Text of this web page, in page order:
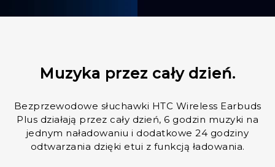
Muzyka przez cały dzień.
Bezprzewodowe słuchawki HTC Wireless Earbuds
Plus działają przez cały dzień, 6 godzin muzyki na
jednym naładowaniu i dodatkowe 24 godziny
odtwarzania dzięki etui z funkcją ładowania.